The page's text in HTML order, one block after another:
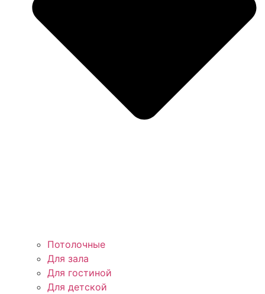
Потолочные
Для зала
Для гостиной
Для детской